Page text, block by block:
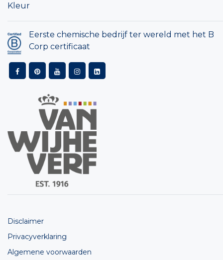
Kleur
Eerste chemische bedrijf ter wereld met het B
Corp certificaat
Disclaimer
Privacyverklaring
Algemene voorwaarden